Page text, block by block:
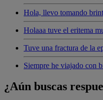
Hola, llevo tomando
Holaaa tuve el eritema
Tuve una fractura de la
Siempre he viajado con
¿Aún buscas